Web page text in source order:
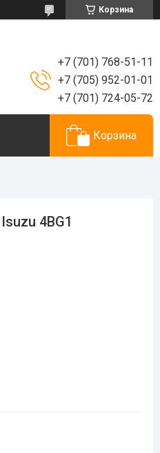
Корзина
+7 (701) 768-51-11
+7 (705) 952-01-01
+7 (701) 724-05-72
Корзина
4BG1